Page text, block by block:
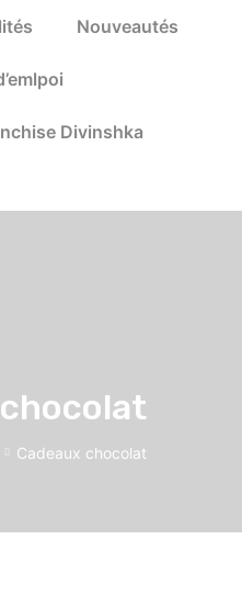
Nouveautés
Divinshka
Cadeaux chocolat